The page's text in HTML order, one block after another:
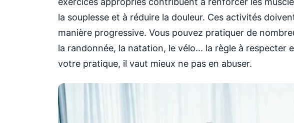
la souplesse et à réduire la douleur. Ces activités
manière progressive. Vous pouvez pratiquer de
la randonnée, la natation, le vélo... la règle à respecter
votre pratique, il vaut mieux ne pas en abuser.